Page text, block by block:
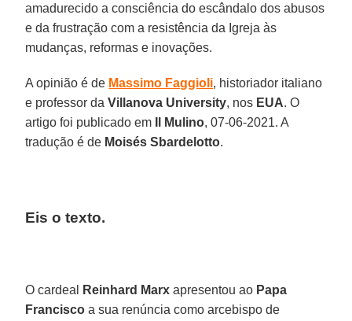
amadurecido a consciência do escândalo dos abusos
e da frustração com a resistência da Igreja às
mudanças, reformas e inovações.
A opinião é de Massimo Faggioli, historiador italiano
e professor daVillanova University, nos EUA. O
artigo foi publicado em
Il Mulino, 07-06-2021. A
tradução é de Moisés Sbardelotto.
Eis o texto.
O cardeal Reinhard Marx apresentou ao Papa
Francisco a sua renúncia como arcebispo de